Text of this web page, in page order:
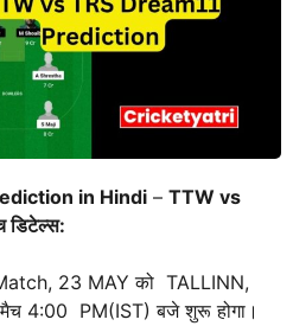
in Hindi – TTW vs
23 MAY को TALLINN,
4:00 PM(IST) बजे शुरू होगा।